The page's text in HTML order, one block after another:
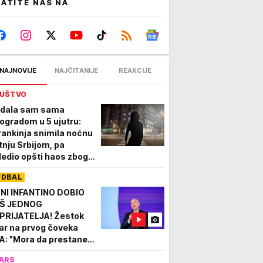
NAS NA
NAJNOVIJE NAJČITANIJE REAKCIJE
sam sama
u 5 ujutru:
snimila noćnu
Srbijom, pa
opšti haos zbog
Francuza!
INFANTINO DOBIO
JEDNOG
Žestok
na prvog čoveka
"Mora da prestane